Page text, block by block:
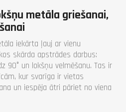
Garantija
1 gadā
metāla griešanai,
iekārta ļauj ar vienu
skārda apstrādes darbus:
90° un lokšņu velmēšanu. Tas ir
kur svarīga ir vietas
un iespēja ātri pāriet no viena